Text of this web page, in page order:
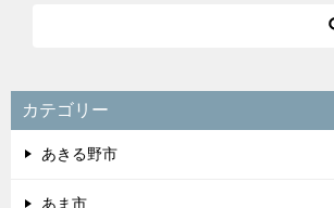
カテゴリー
あきる野市
あま市